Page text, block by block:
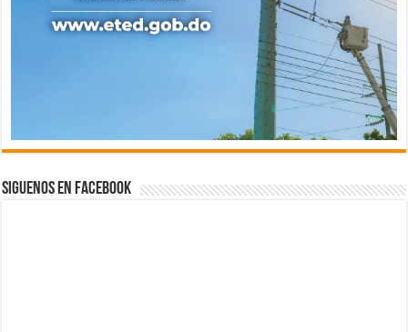
Siguenos en Facebook